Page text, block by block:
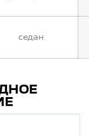
седан